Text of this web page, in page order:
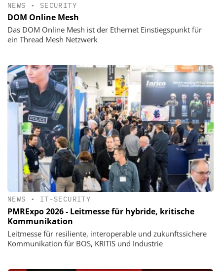
NEWS • SECURITY
DOM Online Mesh
Das DOM Online Mesh ist der Ethernet Einstiegspunkt für
ein Thread Mesh Netzwerk
NEWS • IT-SECURITY
PMRExpo 2026 - Leitmesse für hybride, kritische
Kommunikation
Leitmesse für resiliente, interoperable und zukunftssichere
Kommunikation für BOS, KRITIS und Industrie